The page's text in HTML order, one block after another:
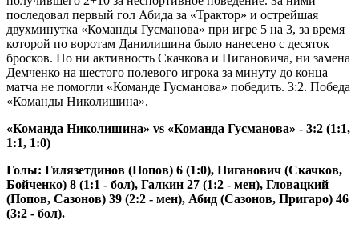
последовал первый гол Абида за «Трактор» и острейшая
двухминутка «Команды Гусманова» при игре 5 на 3, за время
которой по воротам Данилишина было нанесено с десяток
бросков. Но ни активность Скачкова и Пигановича, ни замена
Демченко на шестого полевого игрока за минуту до конца
матча не помогли «Команде Гусманова» победить. 3:2. Победа
«Команды Николишина».
«Команда Николишина» vs «Команда Гусманова» - 3:2 (1:1,
1:1, 1:0)
Голы: Гилязетдинов (Попов) 6 (1:0), Пиганович (Скачков,
Бойченко) 8 (1:1 - бол), Галкин 27 (1:2 - мен), Гловацкий
(Попов, Сазонов) 39 (2:2 - мен), Абид (Сазонов, Пригаро) 46
(3:2 - бол).